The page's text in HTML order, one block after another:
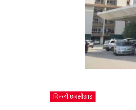
दिल्ली एनसीआर